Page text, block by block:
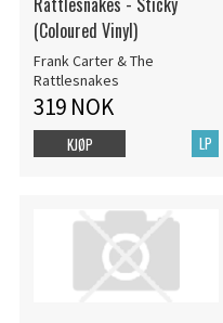
(Coloured Vinyl)
Frank Carter & The
Rattlesnakes
319 NOK
LP
KJØP